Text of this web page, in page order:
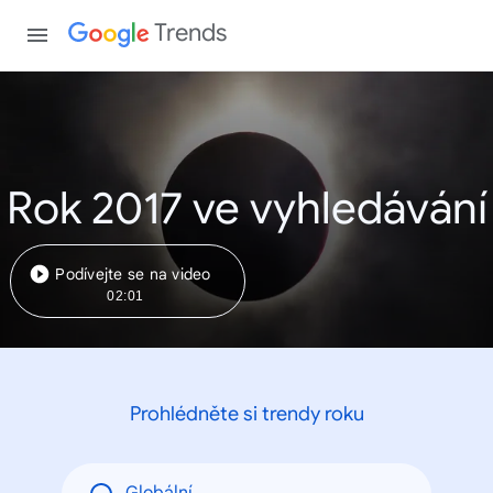
Trends
Rok 2017 ve vyhledávání
Podívejte se na video
02:01
Prohlédněte si trendy roku